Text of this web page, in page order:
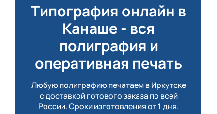
Типография онлайн в
Канаше - вся
полиграфия и
оперативная печать
Любую полиграфию печатаем в Иркутске
с доставкой готового заказа по всей
России. Сроки изготовления от 1 дня.